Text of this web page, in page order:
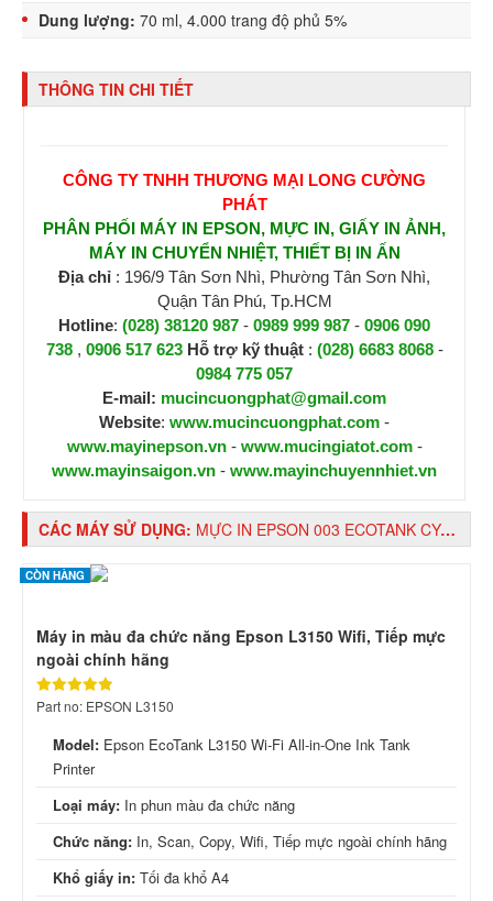
Dung lượng: 70 ml, 4.000 trang độ phủ 5%
THÔNG TIN CHI TIẾT
CÔNG TY TNHH THƯƠNG MẠI LONG CƯỜNG
PHÁT
PHÂN PHỐI MÁY IN EPSON, MỰC IN, GIẤY IN ẢNH,
MÁY IN CHUYỂN NHIỆT, THIẾT BỊ IN ẤN
Địa chỉ : 196/9 Tân Sơn Nhì, Phường Tân Sơn Nhì,
Quận Tân Phú, Tp.HCM
Hotline: (028) 38120 987 - 0989 999 987 - 0906 090
738, 0906 517 623 Hỗ trợ kỹ thuật : (028) 6683 8068-
0984 775 057
E-mail: mucincuongphat@gmail.com
Website: www.mucincuongphat.com -
www.mayinepson.vn- www.mucingiatot.com-
www.mayinsaigon.vn - www.mayinchuyennhiet.vn
CÁC MÁY SỬ DỤNG: MỰC IN EPSON 003 ECOTANK CYAN INK BOTTLE (C13T00V200)
CÒN HÀNG
Máy in màu đa chức năng Epson L3150 Wifi, Tiếp mực
ngoài chính hãng
Part no: EPSON L3150
Model: Epson EcoTank L3150 Wi-Fi All-in-One Ink Tank
Printer
Loại máy: In phun màu đa chức năng
Chức năng: In, Scan, Copy, Wifi, Tiếp mực ngoài chính hãng
Khổ giấy in: Tối đa khổ A4